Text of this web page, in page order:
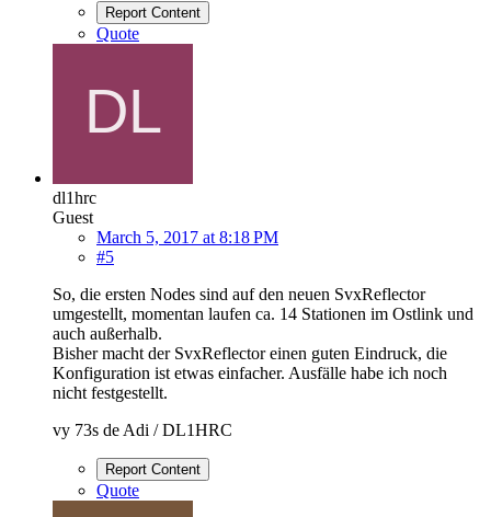
Report Content
Quote
dl1hrc
Guest
March 5, 2017 at 8:18 PM
#5
So, die ersten Nodes sind auf den neuen SvxReflector
umgestellt, momentan laufen ca. 14 Stationen im Ostlink und
auch außerhalb.
Bisher macht der SvxReflector einen guten Eindruck, die
Konfiguration ist etwas einfacher. Ausfälle habe ich noch
nicht festgestellt.
vy 73s de Adi / DL1HRC
Report Content
Quote